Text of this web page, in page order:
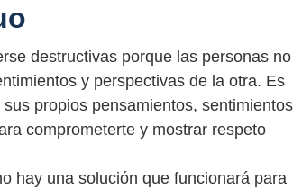
destructivas porque las personas no
y perspectivas de la otra. Es
propios pensamientos, sentimientos
comprometerte y mostrar respeto
hay una solución que funcionará para